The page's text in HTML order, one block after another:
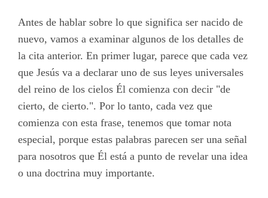
Antes de hablar sobre lo que significa ser nacido de
nuevo, vamos a examinar algunos de los detalles de
la cita anterior. En primer lugar, parece que cada vez
que Jesús va a declarar uno de sus leyes universales
del reino de los cielos Él comienza con decir "de
cierto, de cierto.". Por lo tanto, cada vez que
comienza con esta frase, tenemos que tomar nota
especial, porque estas palabras parecen ser una señal
para nosotros que Él está a punto de revelar una idea
o una doctrina muy importante.